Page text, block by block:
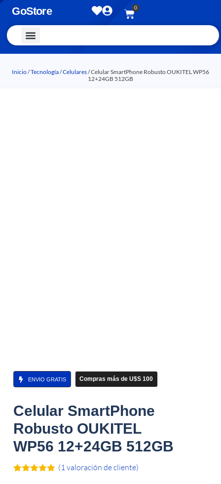
GoStore 0
Inicio/Tecnología/Celulares/ Celular SmartPhone Robusto OUKITEL WP56
12+24GB 512GB
ENVIO GRATIS Compras más de U$S 100
Celular SmartPhone
Robusto OUKITEL
WP56 12+24GB 512GB
(1valoración de cliente)